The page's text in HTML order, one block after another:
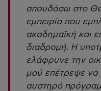
σπουδάσω στο
εμπειρία που
ακαδημαϊκή και
διαδρομή. Η
ελάφρυνε την
μού επέτρεψε
αυστηρό